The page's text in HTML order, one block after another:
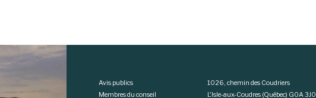
Avis publics
Membres du conseil
1026, chemin des Coudriers
L'Isle-aux-Coudres (Québec) G0A 3J0